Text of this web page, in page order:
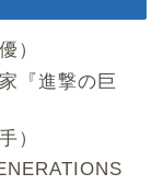
）
『進撃の巨
）